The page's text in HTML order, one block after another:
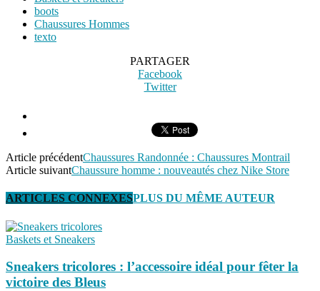
boots
Chaussures Hommes
texto
PARTAGER
Facebook
Twitter
Article précédentChaussures Randonnée : Chaussures Montrail
Article suivantChaussure homme : nouveautés chez Nike Store
ARTICLES CONNEXESPLUS DU MÊME AUTEUR
Baskets et Sneakers
Sneakers tricolores : l’accessoire idéal pour fêter la
victoire des Bleus